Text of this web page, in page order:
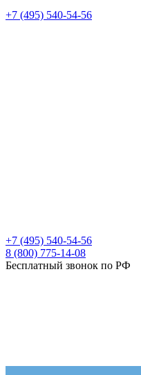
+7 (495) 540-54-56
+7 (495) 540-54-56
8 (800) 775-14-08
Бесплатный звонок по РФ